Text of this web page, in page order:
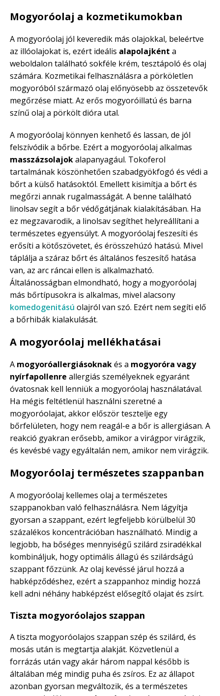
Mogyoróolaj a kozmetikumokban
A mogyoróolaj jól keveredik más olajokkal, beleértve
az illóolajokat is, ezért ideális alapolajként a
weboldalon található sokféle krém, tesztápoló és olaj
számára. Kozmetikai felhasználásra a pörköletlen
mogyoróból származó olaj előnyösebb az összetevők
megőrzése miatt. Az erős mogyoróillatú és barna
színű olaj a pörkölt dióra utal.
A mogyoróolaj könnyen kenhető és lassan, de jól
felszívódik a bőrbe. Ezért a mogyoróolaj alkalmas
masszázsolajokalapanyagául. Tokoferol
tartalmának köszönhetően szabadgyökfogó és védi a
bőrt a külső hatásoktól. Emellett kisimítja a bőrt és
megőrzi annak rugalmasságát. A benne található
linolsav segít a bőr védőgátjának kialakításában. Ha
ez megzavarodik, a linolsav segíthet helyreállítani a
természetes egyensúlyt. A mogyoróolaj feszesíti és
erősíti a kötőszövetet, és érösszehúzó hatású. Mivel
táplálja a száraz bőrt és általános feszesítő hatása
van, az arc ráncai ellen is alkalmazható.
Általánosságban elmondható, hogy a mogyoróolaj
más bőrtípusokra is alkalmas, mivel alacsony
komedogenitású olajról van szó. Ezért nem segíti elő
a bőrhibák kialakulását.
A mogyoróolaj mellékhatásai
A mogyoróallergiásoknakés a mogyoróra vagy
nyírfapollenre allergiás személyeknek egyaránt
óvatosnak kell lenniük a mogyoróolaj használatával.
Ha mégis feltétlenül használni szeretné a
mogyoróolajat, akkor először tesztelje egy
bőrfelületen, hogy nem reagál-e a bőr is allergiásan. A
reakció gyakran erősebb, amikor a virágpor virágzik,
és kevésbé vagy egyáltalán nem, amikor nem virágzik.
Mogyoróolaj természetes szappanban
A mogyoróolaj kellemes olaj a természetes
szappanokban való felhasználásra. Nem lágyítja
gyorsan a szappant, ezért legfeljebb körülbelül 30
százalékos koncentrációban használható. Mindig a
legjobb, ha bőséges mennyiségű szilárd zsiradékkal
kombináljuk, hogy optimális állagú és szilárdságú
szappant főzzünk. Az olaj kevéssé járul hozzá a
habképződéshez, ezért a szappanhoz mindig hozzá
kell adni néhány habképzést elősegítő olajat és zsírt.
Tiszta mogyoróolajos szappan
A tiszta mogyoróolajos szappan szép és szilárd, és
mosás után is megtartja alakját. Közvetlenül a
forrázás után vagy akár három nappal később is
általában még mindig puha és zsíros. Ez az állapot
azonban gyorsan megváltozik, és a természetes